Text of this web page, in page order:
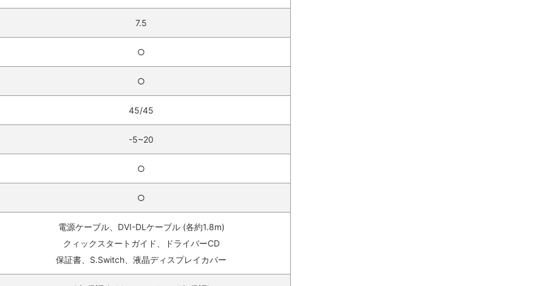
7.5‎
○‎
○‎
45/45‎
-5~20‎
○‎
○‎
電源ケーブル、DVI-DLケーブル (各約1.8m)
クィックスタートガイド、ドライバーCD
保証書、S.Switch、液晶ディスプレイカバー‎